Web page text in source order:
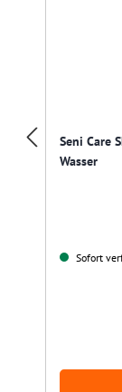
Seni Care
Wasser
Sofort